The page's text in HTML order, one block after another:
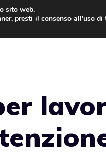
sito web.
presti il consenso all’uso